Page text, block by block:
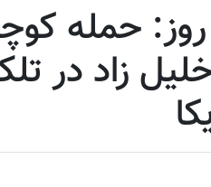
حمله
زاد در